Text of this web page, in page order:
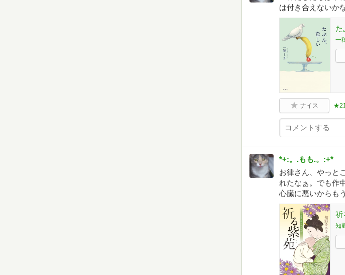
は付き合えないか
た
一
ナイス
*+:。.もも.。:+*
お律さん、やっと
れたなぁ。でも作
心臓に悪いからも
祈
知